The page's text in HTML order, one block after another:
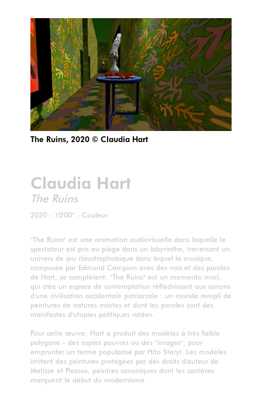
The Ruins, 2020 © Claudia Hart
Claudia Hart
The Ruins
2020 - 10'00" - Couleur
"The Ruins" est une animation audiovisuelle dans laquelle le
spectateur est pris au piège dans un labyrinthe, traversant un
univers de jeu claustrophobique dans lequel la musique,
composée par Edmund Campion avec des voix et des paroles
de Hart, se complètent. "The Ruins" est un memento mori,
qui crée un espace de contemplation réfléchissant aux canons
d'une civilisation occidentale patriarcale : un monde rempli de
peintures de natures mortes et dont les paroles sont des
manifestes d'utopies politiques ratées.
Pour cette œuvre, Hart a produit des modèles à très faible
polygone - des copies pauvres ou des "images", pour
emprunter un terme popularisé par Hito Steryl. Les modèles
imitent des peintures protégées par des droits d'auteur de
Matisse et Picasso, peintres canoniques dont les carrières
marquent le début du modernisme.